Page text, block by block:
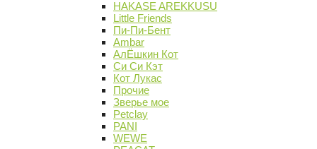
HAKASE AREKKUSU
Little Friends
Пи-Пи-Бент
Ambar
АлЁшкин Кот
Си Си Кэт
Кот Лукас
Прочие
Зверье мое
Petclay
PANI
WEWE